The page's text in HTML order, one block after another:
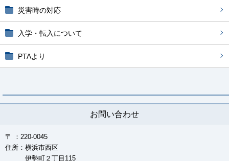
災害時の対応
入学・転入について
PTAより
お問い合わせ
〒 ：220-0045
住所：横浜市西区
伊勢町２丁目115